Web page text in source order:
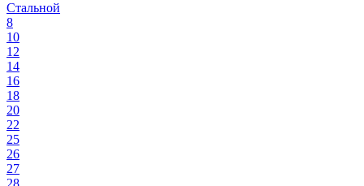
Стальной
8
10
12
14
16
18
20
22
25
26
27
28